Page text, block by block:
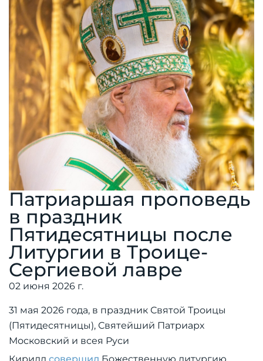
Патриаршая проповедь
в праздник
Пятидесятницы после
Литургии в Троице-
Сергиевой лавре
02 июня 2026 г.
31 мая 2026 года, в праздник Святой Троицы
(Пятидесятницы), Святейший Патриарх
Московский и всея Руси